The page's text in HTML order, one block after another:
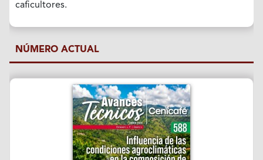
caficultores.
NÚMERO ACTUAL